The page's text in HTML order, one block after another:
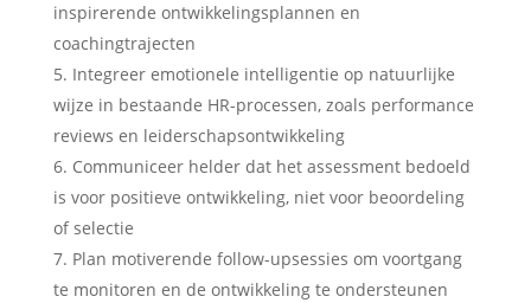
inspirerende ontwikkelingsplannen en
coachingtrajecten
Integreer emotionele intelligentie op natuurlijke
wijze in bestaande HR-processen, zoals performance
reviews en leiderschapsontwikkeling
Communiceer helder dat het assessment bedoeld
is voor positieve ontwikkeling, niet voor beoordeling
of selectie
Plan motiverende follow-upsessies om voortgang
te monitoren en de ontwikkeling te ondersteunen